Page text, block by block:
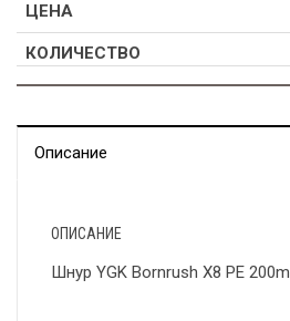
Описание
ОПИСАНИЕ
Шнур YGK Bornrush X8 PE 200m